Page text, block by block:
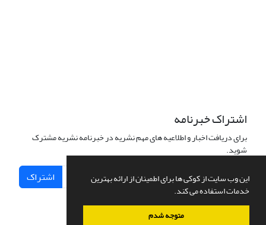
این وب سایت از کوکی ها برای اطمینان از ارائه بهترین
خدمات استفاده می کند.
متوجه شدم
اشتراک خبرنامه
برای دریافت اخبار و اطلاعیه های مهم نشریه در خبرنامه نشریه مشترک
شوید.
اشتراک